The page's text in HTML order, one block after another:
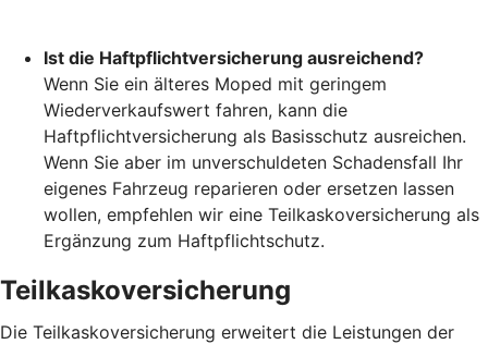
Ist die Haftpflichtversicherung ausreichend?
Wenn Sie ein älteres Moped mit geringem
Wiederverkaufswert fahren, kann die
Haftpflichtversicherung als Basisschutz ausreichen.
Wenn Sie aber im unverschuldeten Schadensfall Ihr
eigenes Fahrzeug reparieren oder ersetzen lassen
wollen, empfehlen wir eine Teilkaskoversicherung als
Ergänzung zum Haftpflichtschutz.
Teilkaskoversicherung
Die Teilkaskoversicherung erweitert die Leistungen der